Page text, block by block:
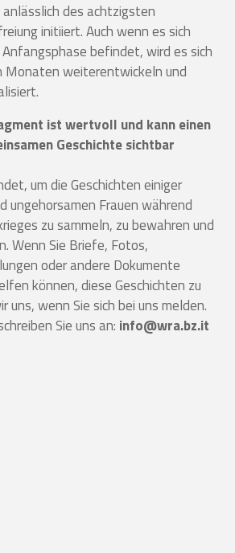
des achtzigsten
initiiert. Auch wenn es sich
befindet, wird es sich
Monaten weiterentwickeln und
ist wertvoll und kann einen
Geschichte sichtbar
um die Geschichten einiger
ungehorsamen Frauen während
zu sammeln, zu bewahren und
Wenn Sie Briefe, Fotos,
oder andere Dokumente
können, diese Geschichten zu
uns, wenn Sie sich bei uns melden.
Sie uns an: info@wra.bz.it